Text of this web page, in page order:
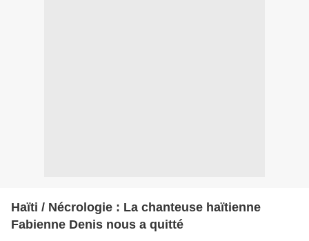
Haïti / Nécrologie : La chanteuse haïtienne
Fabienne Denis nous a quitté